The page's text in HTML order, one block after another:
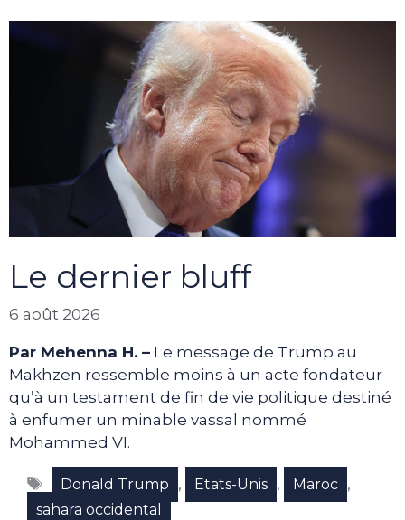
Le dernier bluff
6 août 2026
Par Mehenna H. – Le message de Trump au
Makhzen ressemble moins à un acte fondateur
qu’à un testament de fin de vie politique destiné
à enfumer un minable vassal nommé
Mohammed VI.
Étiquettes
Donald Trump , Etats-Unis , Maroc ,
sahara occidental